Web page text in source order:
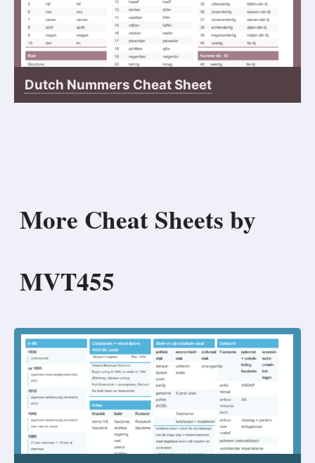
Dutch Nummers Cheat Sheet
More Cheat Sheets by
MVT455